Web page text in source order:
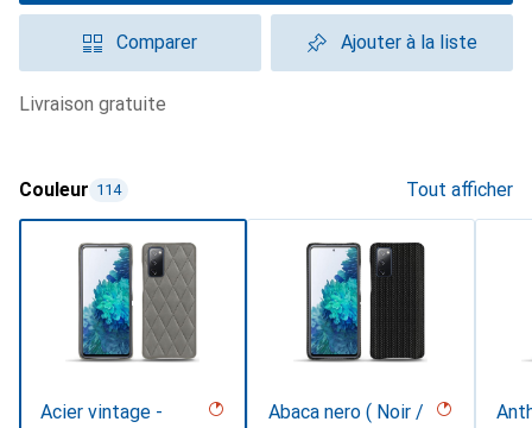
Comparer Ajouter à la liste
livraison gratuite
Couleur 114 Tout afficher
Acier vintage -
Abaca nero ( Noir /